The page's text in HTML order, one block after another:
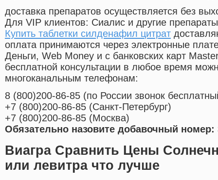
доставка препаратов осуществляется без
Для VIP клиентов: Сиалис и другие
Купить таблетки силденафил цитрат
оплата принимаются через электронные
Деньги, Web Money и с банковских карт
бесплатной консультации в любое время
многоканальным телефонам:
8 (800)200-86-85 (по России звонок
+7 (800)200-86-85 (Санкт-Петербург)
+7 (800)200-86-85 (Москва)
Обязательно назовите добавочный номер:
Виагра Сравнить Цены
или левитра что лучше